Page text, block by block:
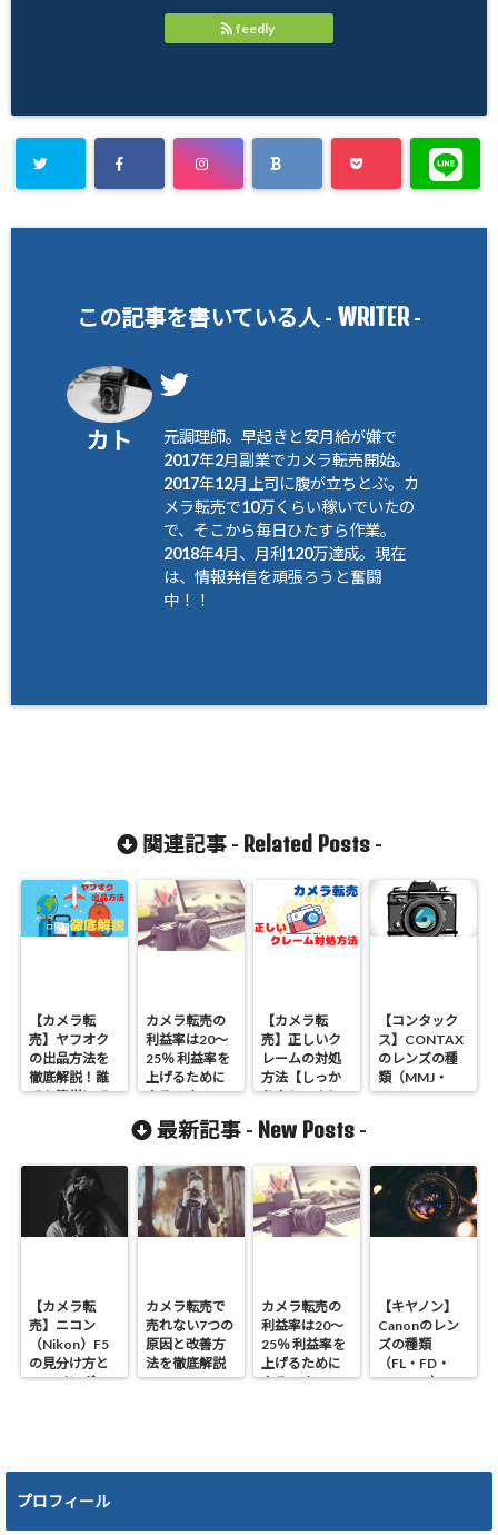
feedly
この記事を書いている人 - WRITER-
カト
元調理師。早起きと安月給が嫌で
2017年2月副業でカメラ転売開始。
2017年12月上司に腹が立ちとぶ。カ
メラ転売で10万くらい稼いでいたの
で、そこから毎日ひたすら作業。
2018年4月、月利120万達成。現在
は、情報発信を頑張ろうと奮闘
中！！
関連記事 - Related Posts-
【カメラ転
売】ヤフオク
の出品方法を
徹底解説！誰
でも簡単にで
カメラ転売の
利益率は20～
25％ 利益率を
上げるために
やるべき4つの
ポイント
【カメラ転
売】正しいク
レームの対処
方法【しっか
りクレームに
ウントを守り
【コンタック
ス】CONTAX
のレンズの種
類（MMJ・
AEJ・MMG・
最新記事 - New Posts -
【カメラ転
売】ニコン
（Nikon）F5
の見分け方と
ファインダー
カメラ転売で
売れない7つの
原因と改善方
法を徹底解説
カメラ転売の
利益率は20～
25％ 利益率を
上げるために
やるべき4つの
【キヤノン】
Canonのレン
ズの種類
（FL・FD・
NEW FD）の
プロフィール